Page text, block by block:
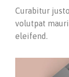
Curabitur
volutpat
eleifend.